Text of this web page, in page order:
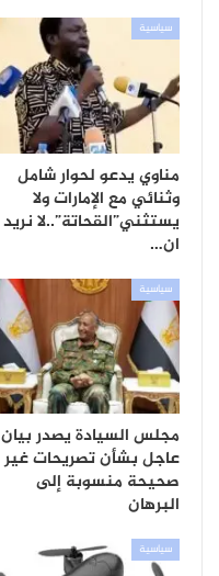
سياسية
مناوي يدعو لحوار شامل
وثنائي مع الإمارات ولا
يستثني”القحاتة”..لا نريد
ان…
سياسية
مجلس السيادة يصدر بيان
عاجل بشأن تصريحات غير
صحيحة منسوبة إلى
البرهان
سياسية